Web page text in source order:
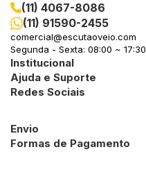
(11) 4067-8086
(11) 91590-2455
comercial@escutaoveio.com
Segunda - Sexta: 08:00 ~ 17:30
Institucional
Ajuda e Suporte
Redes Sociais
Envio
Formas de Pagamento